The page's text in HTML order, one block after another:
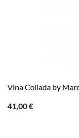
Vina Collada by
41,00€